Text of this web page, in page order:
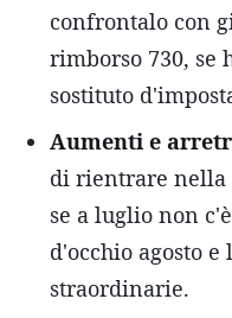
confrontalo con
rimborso 730, se
sostituto
Aumenti e
di rientrare nella
se a luglio non
d'occhio agosto
straordinarie.